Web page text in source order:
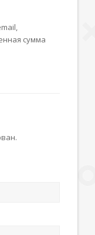
сумма